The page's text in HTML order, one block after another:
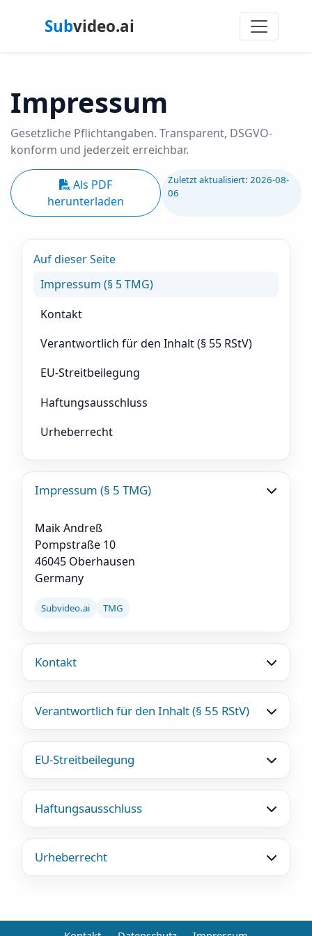
Subvideo.ai
Impressum
Gesetzliche Pflichtangaben. Transparent, DSGVO-
konform und jederzeit erreichbar.
Als PDF
herunterladen
Zuletzt aktualisiert: 2026-08-
06
Auf dieser Seite
Impressum (§ 5 TMG)
Kontakt
Verantwortlich für den Inhalt (§ 55 RStV)
EU-Streitbeilegung
Haftungsausschluss
Urheberrecht
Impressum (§ 5 TMG)
Maik Andreß
Pompstraße 10
46045 Oberhausen
Germany
Subvideo.ai TMG
Kontakt
Verantwortlich für den Inhalt (§ 55 RStV)
EU-Streitbeilegung
Haftungsausschluss
Urheberrecht